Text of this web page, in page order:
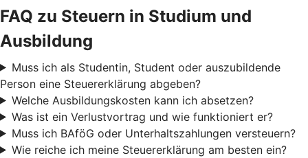
FAQ zu Steuern in Studium und
Ausbildung
Muss ich als Studentin, Student oder auszubildende
Person eine Steuererklärung abgeben?
Welche Ausbildungskosten kann ich absetzen?
Was ist ein Verlustvortrag und wie funktioniert er?
Muss ich BAföG oder Unterhaltszahlungen versteuern?
Wie reiche ich meine Steuererklärung am besten ein?